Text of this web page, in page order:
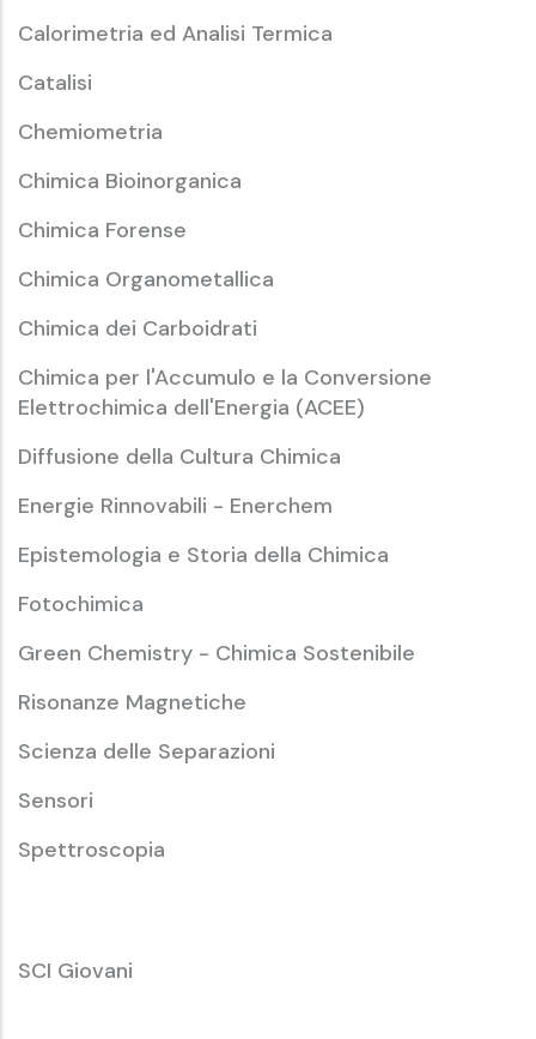
Calorimetria ed Analisi Termica
Catalisi
Chemiometria
Chimica Bioinorganica
Chimica Forense
Chimica Organometallica
Chimica dei Carboidrati
Chimica per l'Accumulo e la Conversione
Elettrochimica dell'Energia (ACEE)
Diffusione della Cultura Chimica
Energie Rinnovabili - Enerchem
Epistemologia e Storia della Chimica
Fotochimica
Green Chemistry - Chimica Sostenibile
Risonanze Magnetiche
Scienza delle Separazioni
Sensori
Spettroscopia
SCI
Giovani
SCI Giovani